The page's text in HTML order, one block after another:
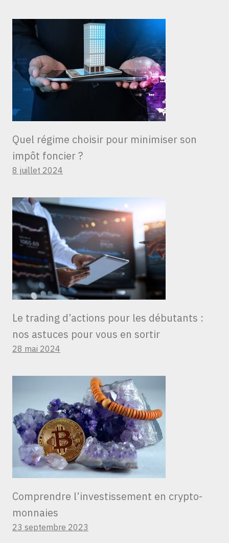
Quel régime choisir pour minimiser son
impôt foncier ?
8 juillet 2024
Le trading d’actions pour les débutants :
nos astuces pour vous en sortir
28 mai 2024
Comprendre l’investissement en crypto-
monnaies
23 septembre 2023